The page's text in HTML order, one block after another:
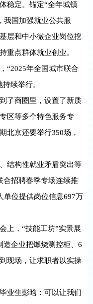
稳定。锚定“全年城镇
我国加强就业公共服
层和中小微企业岗位挖
重点群体就业创业。
“2025年全国城市联合
续举行。
了商圈里，设置了新质
区等多个特色服务专
北京还要举行350场，
结构性就业矛盾突出等
合招聘春季专场连续推
单位提供岗位信息697万
上，“技能工坊”实景展
造企业把燃烧测控柜、6
现场，让求职者以实操
业生彭晗：可以让我们